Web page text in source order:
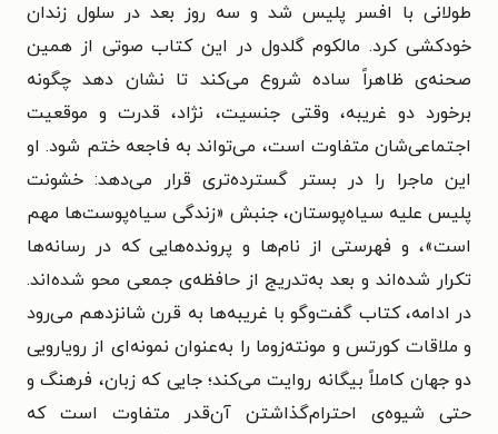
طولانی با افسر پلیس شد و سه روز بعد در سلول زندان
خودکشی کرد. مالکوم گلدول در این کتاب صوتی از همین
صحنه‌ی ظاهراً ساده شروع می‌کند تا نشان دهد چگونه
برخورد دو غریبه، وقتی جنسیت، نژاد، قدرت و موقعیت
اجتماعی‌شان متفاوت است، می‌تواند به فاجعه ختم شود. او
این ماجرا را در بستر گسترده‌تری قرار می‌دهد: خشونت
پلیس علیه سیاه‌پوستان، جنبش «زندگی سیاه‌پوست‌ها مهم
است»، و فهرستی از نام‌ها و پرونده‌هایی که در رسانه‌ها
تکرار شده‌اند و بعد به‌تدریج از حافظه‌ی جمعی محو شده‌اند.
در ادامه، کتاب گفت‌وگو با غریبه‌ها به قرن شانزدهم می‌رود
و ملاقات کورتس و مونته‌زوما را به‌عنوان نمونه‌ای از رویارویی
دو جهان کاملاً بیگانه روایت می‌کند؛ جایی که زبان، فرهنگ و
حتی شیوه‌ی احترام‌گذاشتن آن‌قدر متفاوت است که